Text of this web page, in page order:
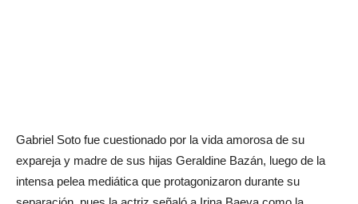
Gabriel Soto fue cuestionado por la vida amorosa de su
expareja y madre de sus hijas Geraldine Bazán, luego de la
intensa pelea mediática que protagonizaron durante su